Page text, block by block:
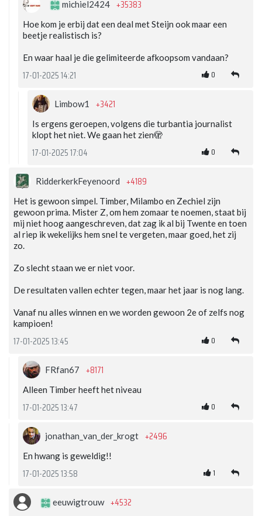
michiel2424 +35383
Hoe kom je erbij dat een deal met Steijn ook maar een
beetje realistisch is?
En waar haal je die gelimiteerde afkoopsom vandaan?
17-01-2025 14:21 0
Limbow1 +3421
Is ergens geroepen, volgens die turbantia journalist
klopt het niet. We gaan het zien🫣
17-01-2025 17:04 0
RidderkerkFeyenoord +4189
Het is gewoon simpel. Timber, Milambo en Zechiel zijn
gewoon prima. Mister Z, om hem zomaar te noemen, staat bij
mij niet hoog aangeschreven, dat zag ik al bij Twente en toen
al riep ik wekelijks hem snel te vergeten, maar goed, het zij
zo.
Zo slecht staan we er niet voor.
De resultaten vallen echter tegen, maar het jaar is nog lang.
Vanaf nu alles winnen en we worden gewoon 2e of zelfs nog
kampioen!
17-01-2025 13:45 0
FRfan67 +8171
Alleen Timber heeft het niveau
17-01-2025 13:47 0
jonathan_van_der_krogt +2496
En hwang is geweldig!!
17-01-2025 13:58 1
eeuwigtrouw +4532